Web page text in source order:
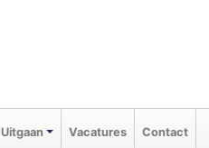
Uitgaan Vacatures Contact